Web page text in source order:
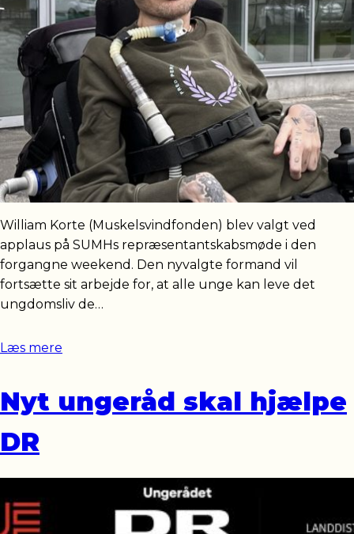
William Korte (Muskelsvindfonden) blev valgt ved
applaus på SUMHs repræsentantskabsmøde i den
forgangne weekend. Den nyvalgte formand vil
fortsætte sit arbejde for, at alle unge kan leve det
ungdomsliv de…
Læs mere
Nyt ungeråd skal hjælpe
DR